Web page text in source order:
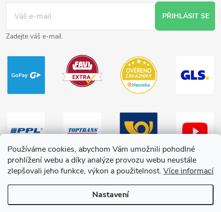
Používáme cookies, abychom Vám umožnili pohodlné
prohlížení webu a díky analýze provozu webu neustále
zlepšovali jeho funkce, výkon a použitelnost. Více informací
Nastavení
PŘIHLÁSIT SE
Zadejte váš e-mail.